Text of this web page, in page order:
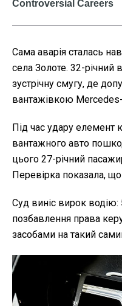
Сама аварія сталась
села Золоте. 32-річний
зустрічну смугу, де
вантажівкою
Під час удару елемент
вантажного авто
цього 27-річний
Перевірка показала,
Суд виніс вирок водію:
позбавлення права
засобами на такий